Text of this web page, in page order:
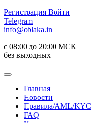
Регистрация Войти
Telegram
info@oblaka.in
с 08:00 до 20:00 МСК
без выходных
Главная
Новости
Правила/AML/KYC
FAQ